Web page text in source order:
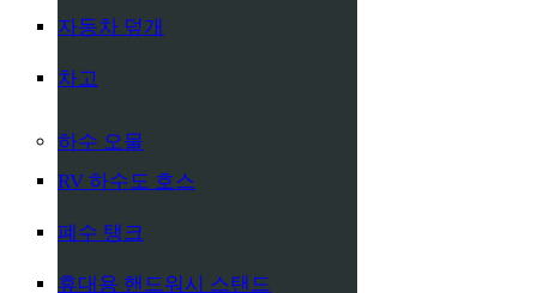
자동차 덮개
차고
하수 오물
RV 하수도 호스
폐수 탱크
휴대용 핸드워시 스탠드